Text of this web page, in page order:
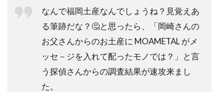
なんで福岡土産なんでしょうね？見覚えあ
る筆跡だな？🤔と思ったら、「岡崎さんの
お父さんからのお土産に MOAMETAL がメ
ッセ－ジを入れて配ったモノでは？」と言
う探偵さんからの調査結果が速攻来まし
た。